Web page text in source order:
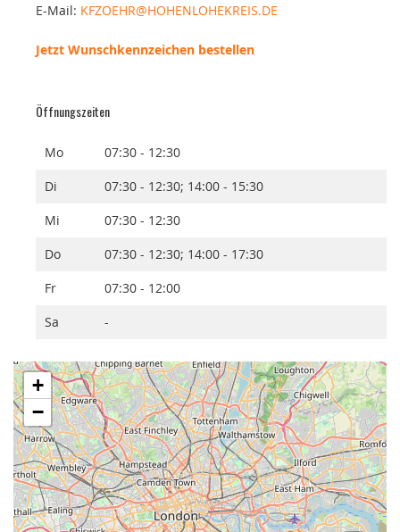
E-Mail: KFZOEHR@HOHENLOHEKREIS.DE
Jetzt Wunschkennzeichen bestellen
Öffnungszeiten
Mo
07:30 - 12:30
Di
07:30 - 12:30; 14:00 - 15:30
Mi
07:30 - 12:30
Do
07:30 - 12:30; 14:00 - 17:30
Fr
07:30 - 12:00
Sa
-
+
−